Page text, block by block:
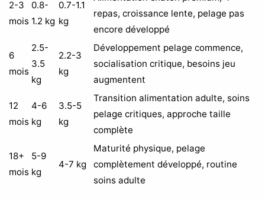
2-3
mois
0.8-
1.2 kg
0.7-1.1
kg
repas, croissance lente, pelage pas
encore développé
6
mois
2.5-
3.5
kg
2.2-3
kg
Développement pelage commence,
socialisation critique, besoins jeu
augmentent
12
mois
4-6
kg
3.5-5
kg
Transition alimentation adulte, soins
pelage critiques, approche taille
complète
18+
mois
5-9
kg
4-7 kg
Maturité physique, pelage
complètement développé, routine
soins adulte